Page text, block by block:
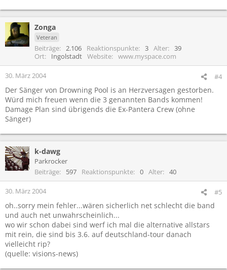
Zonga
Veteran
Beiträge 2.106 Reaktionspunkte 3 Alter
39
Ort
Ingolstadt Website www.myspace.com
30. März 2004 #4
Der Sänger von Drowning Pool is an Herzversagen gestorben.
Würd mich freuen wenn die 3 genannten Bands kommen!
Damage Plan sind übrigends die Ex-Pantera Crew (ohne
Sänger)
k-dawg
Parkrocker
Beiträge
597 Reaktionspunkte 0 Alter 40
30. März 2004 #5
oh..sorry mein fehler...wären sicherlich net schlecht die band
und auch net unwahrscheinlich...
wo wir schon dabei sind werf ich mal die alternative allstars
mit rein, die sind bis 3.6. auf deutschland-tour danach
vielleicht rip?
(quelle: visions-news)